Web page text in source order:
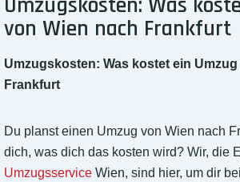
von Wien nach Frankfurt
Umzugskosten: Was kostet ein
Frankfurt
Du planst einen Umzug von Wien nach
dich, was dich das kosten wird? Wir, die
Umzugsservice Wien, sind hier, um dir